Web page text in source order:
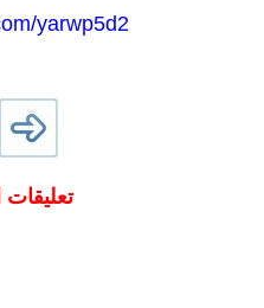
yarwp5d2